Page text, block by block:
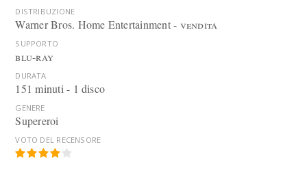
DISTRIBUZIONE
Warner Bros. Home Entertainment - vendita
SUPPORTO
blu-ray
DURATA
151 minuti - 1 disco
GENERE
Supereroi
VOTO DEL RECENSORE